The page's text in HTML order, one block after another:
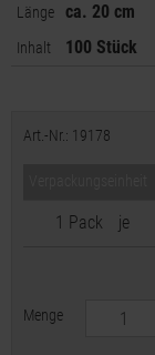
Länge ca. 20 cm
Inhalt 100 Stück
Art.-Nr.: 19178
1 Pack je
Menge